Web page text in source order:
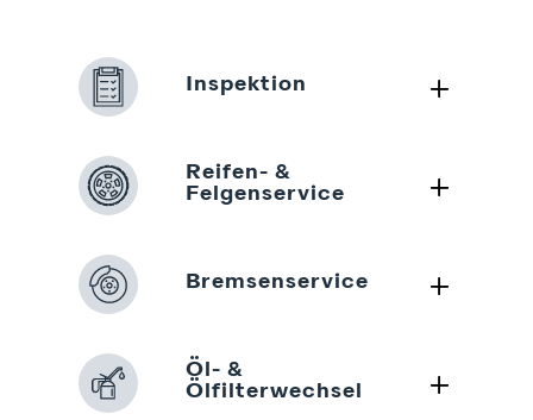
Inspektion L
Reifen- &
Felgenservice
L
Bremsenservice L
Öl- &
Ölfilterwechsel
L